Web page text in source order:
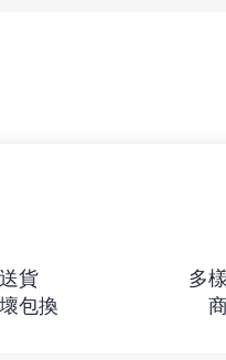
貨
包換
多